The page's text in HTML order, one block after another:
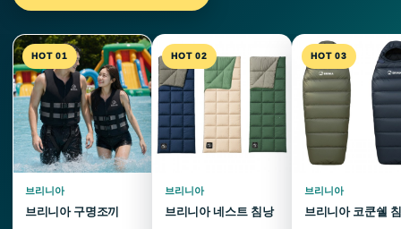
HOT 01
브리니아
브리니아 구명조끼
HOT 02
브리니아
브리니아 네스트 침낭
HOT 03
브리니아
브리니아 코쿤쉘